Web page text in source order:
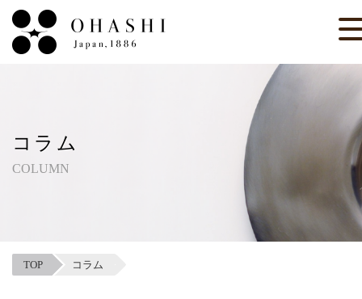
コラム
COLUMN
TOP コラム